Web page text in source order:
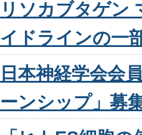
リソカブタゲン
イドラインの一
日本神経学会会
ーンシップ」募